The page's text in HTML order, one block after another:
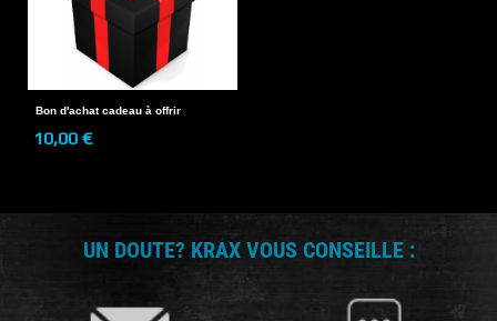
Bon d'achat cadeau à offrir
10,00 €
UN DOUTE? KRAX VOUS CONSEILLE :